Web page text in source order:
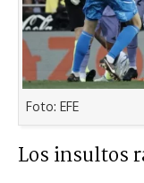
Foto: EFE
Los insultos